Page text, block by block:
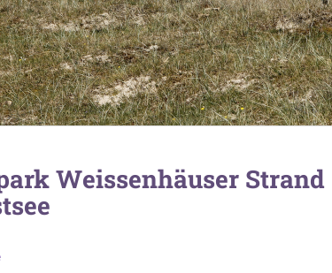
Weissenhäuser Strand